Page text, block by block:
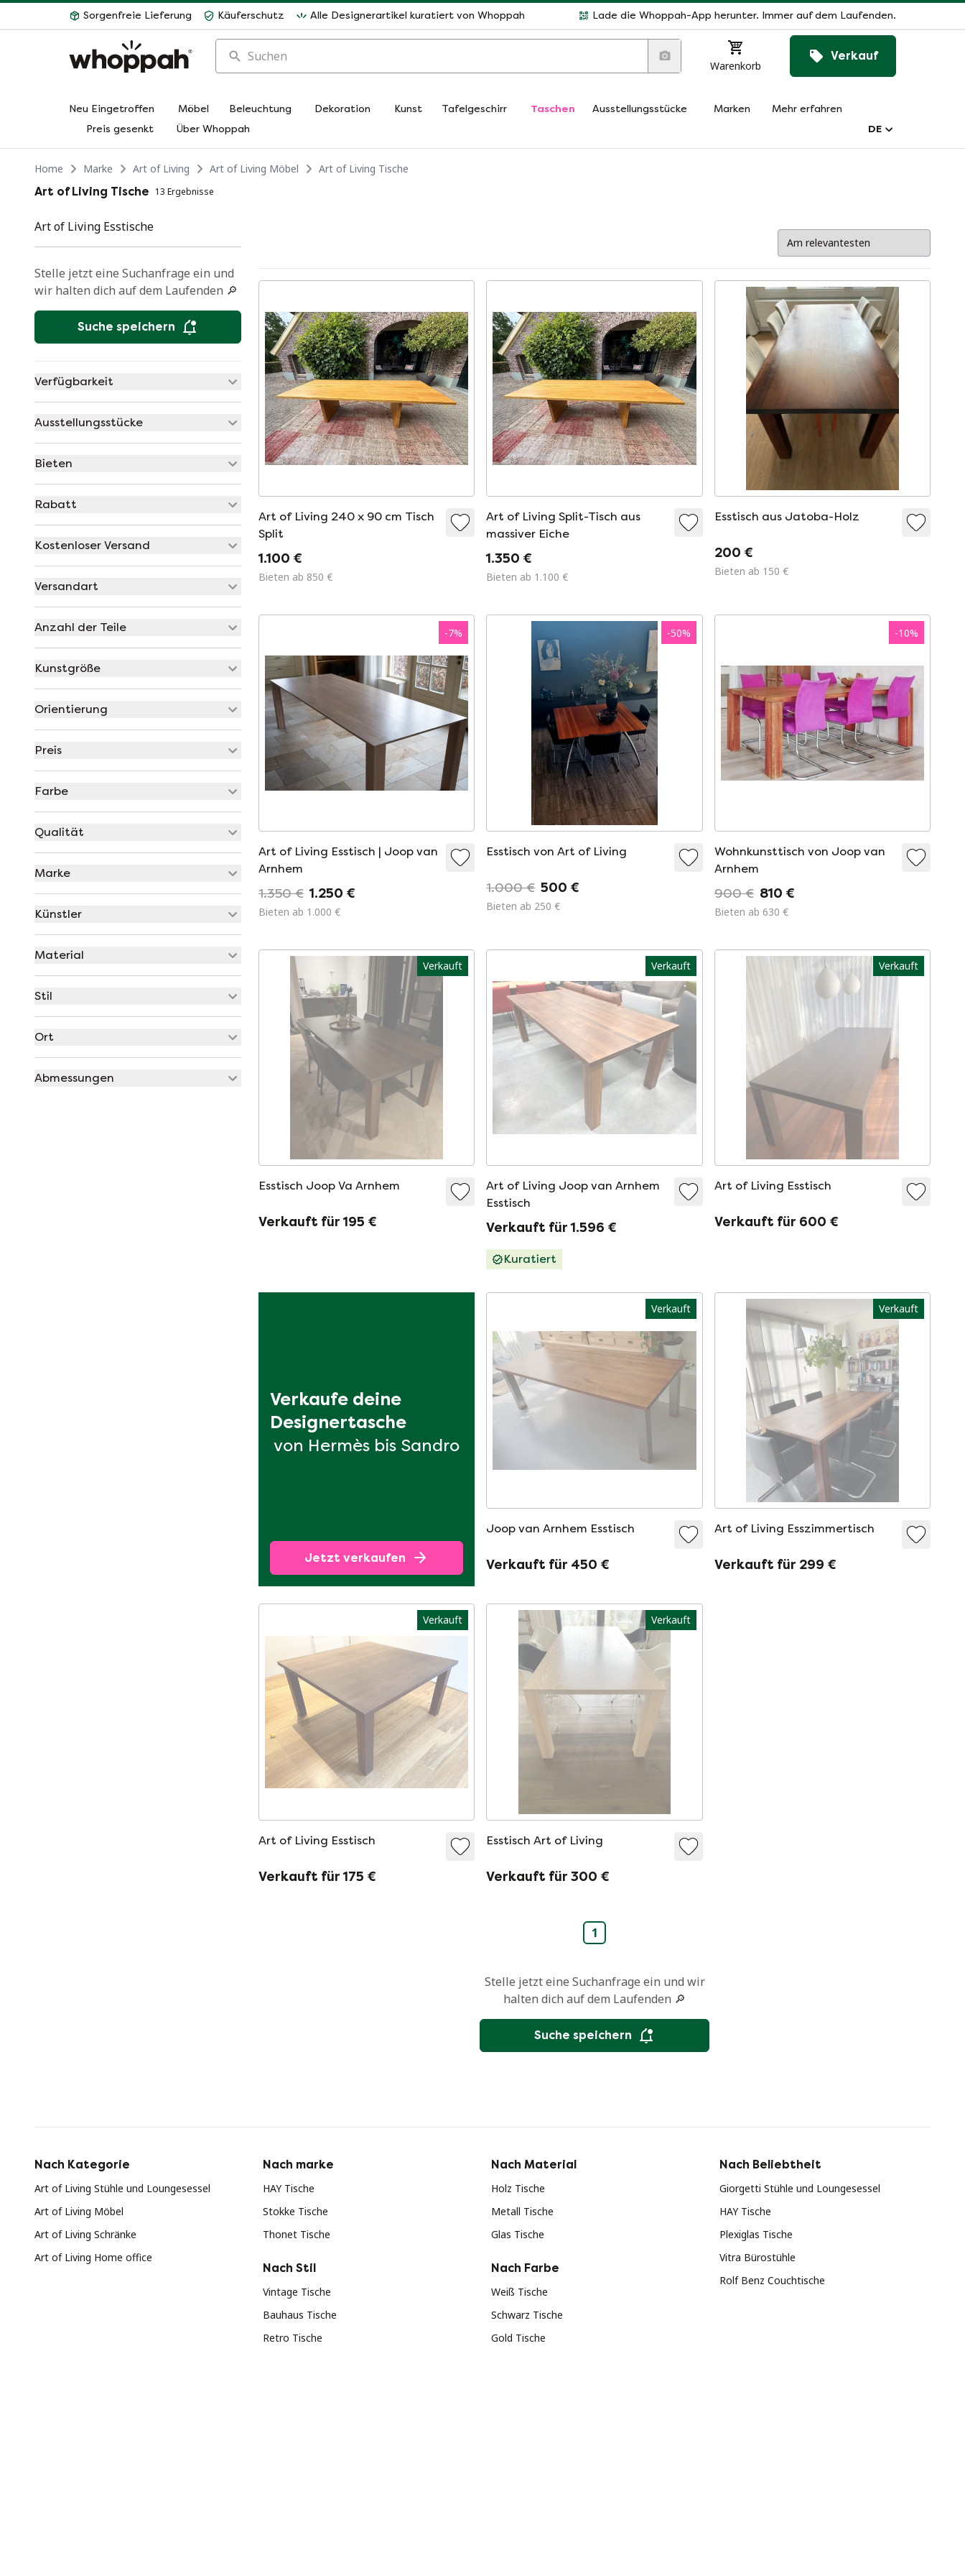
Sorgenfreie Lieferung Käuferschutz Alle Designerartikel kuratiert von Whoppah Lade die Whoppah-App herunter. Immer auf dem Laufenden.
Suchen
Warenkorb
Verkauf
Neu Eingetroffen Möbel Beleuchtung Dekoration Kunst Tafelgeschirr Taschen Ausstellungsstücke Marken
Mehr erfahren
Preis gesenkt
Über Whoppah DE
Home Marke Art of Living Art of Living Möbel
Art of Living Tische
Art of Living Tische 13 Ergebnisse
Art of Living Esstische
Stelle jetzt eine Suchanfrage ein und
wir halten dich auf dem Laufenden 🔎
Suche speichern
Verfügbarkeit
Ausstellungsstücke
Bieten
Rabatt
Kostenloser Versand
Versandart
Anzahl der Teile
Kunstgröße
Orientierung
Preis
Farbe
Qualität
Marke
Künstler
Material
Stil
Ort
Abmessungen
Art of Living 240 x 90 cm Tisch
Split
1.100 €
Bieten ab 850 €
Art of Living Split-Tisch aus
massiver Eiche
1.350 €
Bieten ab 1.100 €
Esstisch aus Jatoba-Holz
200 €
Bieten ab 150 €
-7%
Art of Living Esstisch | Joop van
Arnhem
1.350 € 1.250 €
Bieten ab 1.000 €
-50%
Esstisch von Art of Living
1.000 € 500 €
Bieten ab 250 €
-10%
Wohnkunsttisch von Joop van
Arnhem
900 € 810 €
Bieten ab 630 €
Verkauft
Esstisch Joop Va Arnhem
Verkauft für 195 €
Verkauft
Art of Living Joop van Arnhem
Esstisch
Verkauft für 1.596 €
Kuratiert
Verkauft
Art of Living Esstisch
Verkauft für 600 €
Verkaufe deine
Designertasche
von Hermès bis Sandro
Jetzt verkaufen
Verkauft
Joop van Arnhem Esstisch
Verkauft für 450 €
Verkauft
Art of Living Esszimmertisch
Verkauft für 299 €
Verkauft
Art of Living Esstisch
Verkauft für 175 €
Verkauft
Esstisch Art of Living
Verkauft für 300 €
1
Stelle jetzt eine Suchanfrage ein und wir
halten dich auf dem Laufenden 🔎
Suche speichern
Nach Kategorie
Art of Living Stühle und Loungesessel
Art of Living Möbel
Art of Living Schränke
Art of Living Home office
Nach marke
HAY Tische
Stokke Tische
Thonet Tische
Nach Stil
Vintage Tische
Bauhaus Tische
Retro Tische
Nach Material
Holz Tische
Metall Tische
Glas Tische
Nach Farbe
Weiß Tische
Schwarz Tische
Gold Tische
Nach Beliebtheit
Giorgetti Stühle und Loungesessel
HAY Tische
Plexiglas Tische
Vitra Bürostühle
Rolf Benz Couchtische